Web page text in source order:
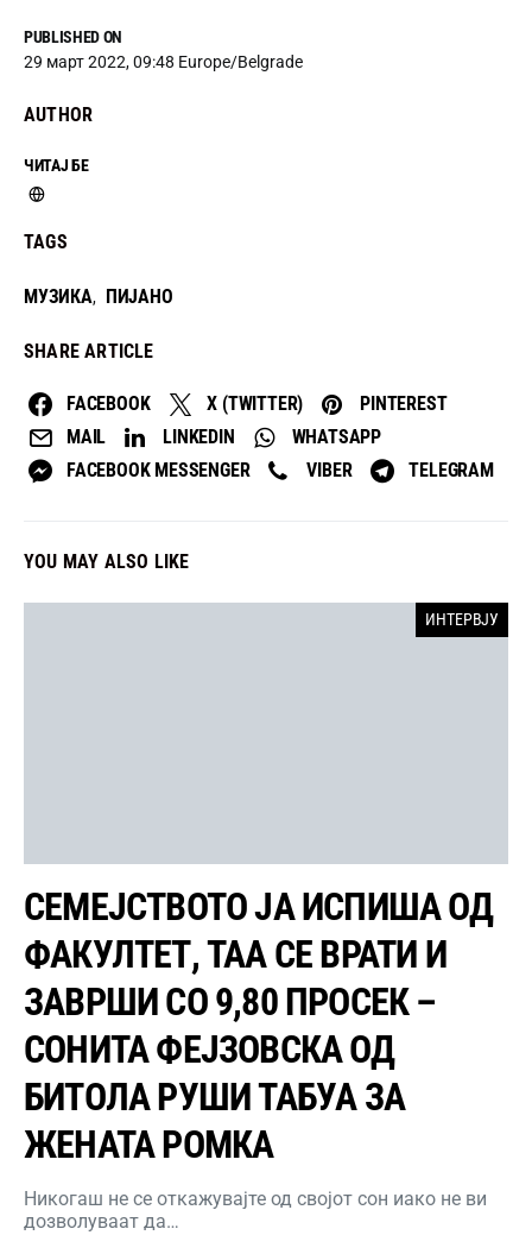
PUBLISHED ON
29 март 2022, 09:48 Europe/Belgrade
AUTHOR
ЧИТАЈ БЕ
TAGS
МУЗИКА, ПИЈАНО
SHARE ARTICLE
FACEBOOK X (TWITTER)
PINTEREST
MAIL
LINKEDIN
WHATSAPP
FACEBOOK MESSENGER
VIBER TELEGRAM
YOU MAY ALSO LIKE
ИНТЕРВЈУ
СЕМЕЈСТВОТО ЈА ИСПИША ОД
ФАКУЛТЕТ, ТАА СЕ ВРАТИ И
ЗАВРШИ СО 9,80 ПРОСЕК –
СОНИТА ФЕЈЗОВСКА ОД
БИТОЛА РУШИ ТАБУА ЗА
ЖЕНАТА РОМКА
Никогаш не се откажувајте од својот сон иако не ви
дозволуваат да…